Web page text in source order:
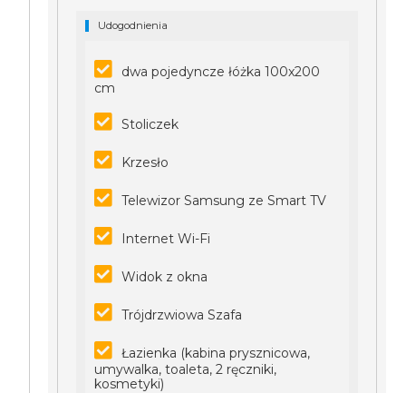
Udogodnienia
dwa pojedyncze łóżka 100x200
cm
Stoliczek
Krzesło
Telewizor Samsung ze Smart TV
Internet Wi-Fi
Widok z okna
Trójdrzwiowa Szafa
Łazienka (kabina prysznicowa,
umywalka, toaleta, 2 ręczniki,
kosmetyki)